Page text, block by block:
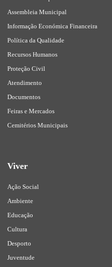
Assembleia Municipal
Informação Económica Financeira
Política da Qualidade
Recursos Humanos
Proteção Civil
Atendimento
Documentos
Feiras e Mercados
Cemitérios Municipais
Viver
Ação Social
Ambiente
Educação
Cultura
Desporto
Juventude